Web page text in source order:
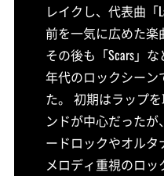
レイクし、代表曲「
前を一気に広めた楽
その後も「Scars」
年代のロックシーン
た。 初期はラップ
ンドが中心だった
ードロックやオル
メロディ重視のロ